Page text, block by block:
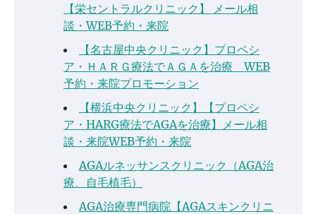
【栄セントラルクリニック】 メール相
談・WEB予約・来院
【名古屋中央クリニック】プロペシ
ア・ＨＡＲＧ療法でＡＧＡを治療 WEB
予約・来院プロモーション
【横浜中央クリニック】【プロペシ
ア・HARG療法でAGAを治療】メール相
談・来院WEB予約・来院
AGAルネッサンスクリニック（AGA治
療、自毛植毛）
AGA治療専門病院【AGAスキンクリニ